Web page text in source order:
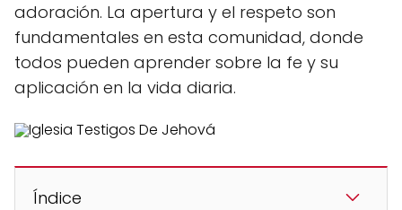
adoración. La apertura y el respeto son
fundamentales en esta comunidad, donde
todos pueden aprender sobre la fe y su
aplicación en la vida diaria.
Índice